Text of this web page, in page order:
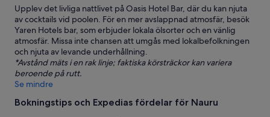
Upplev det livliga nattlivet på Oasis Hotel Bar, där du kan njuta
av cocktails vid poolen. För en mer avslappnad atmosfär, besök
Yaren Hotels bar, som erbjuder lokala ölsorter och en vänlig
atmosfär. Missa inte chansen att umgås med lokalbefolkningen
och njuta av levande underhållning.
*Avstånd mäts i en rak linje; faktiska körsträckor kan variera
beroende på rutt.
Se mindre
Bokningstips och Expedias fördelar för Nauru